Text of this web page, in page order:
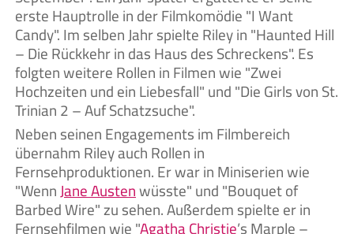
erste Hauptrolle in der Filmkomödie "I Want
Candy". Im selben Jahr spielte Riley in "Haunted Hill
– Die Rückkehr in das Haus des Schreckens". Es
folgten weitere Rollen in Filmen wie "Zwei
Hochzeiten und ein Liebesfall" und "Die Girls von St.
Trinian 2 – Auf Schatzsuche".
Neben seinen Engagements im Filmbereich
übernahm Riley auch Rollen in
Fernsehproduktionen. Er war in Miniserien wie
"WennJane Austenwüsste" und "Bouquet of
Barbed Wire" zu sehen. Außerdem spielte er in